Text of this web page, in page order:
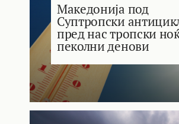
Македонија под
Суптропски
пред нас тропски
пеколни денови